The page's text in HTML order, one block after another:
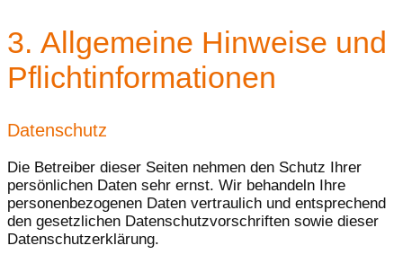
3. Allgemeine Hinweise und
Pflicht­informationen
Datenschutz
Die Betreiber dieser Seiten nehmen den Schutz Ihrer
persönlichen Daten sehr ernst. Wir behandeln Ihre
personenbezogenen Daten vertraulich und entsprechend
den gesetzlichen Datenschutzvorschriften sowie dieser
Datenschutzerklärung.